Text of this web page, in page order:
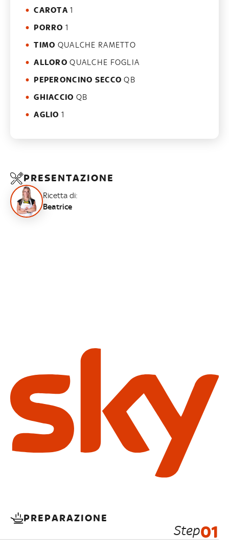
CAROTA 1
PORRO 1
TIMO QUALCHE RAMETTO
ALLORO QUALCHE FOGLIA
PEPERONCINO SECCO QB
GHIACCIO QB
AGLIO 1
PRESENTAZIONE
Ricetta di:
Beatrice
PREPARAZIONE
Step01